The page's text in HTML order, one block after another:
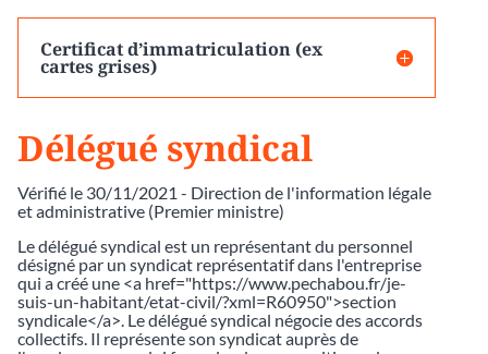
Certificat d’immatriculation (ex
cartes grises)
Délégué syndical
Vérifié le 30/11/2021 - Direction de l'information légale
et administrative (Premier ministre)
Le délégué syndical est un représentant du personnel
désigné par un syndicat représentatif dans l'entreprise
qui a créé une <a href="https://www.pechabou.fr/je-
suis-un-habitant/etat-civil/?xml=R60950">section
syndicale</a>. Le délégué syndical négocie des accords
collectifs. Il représente son syndicat auprès de